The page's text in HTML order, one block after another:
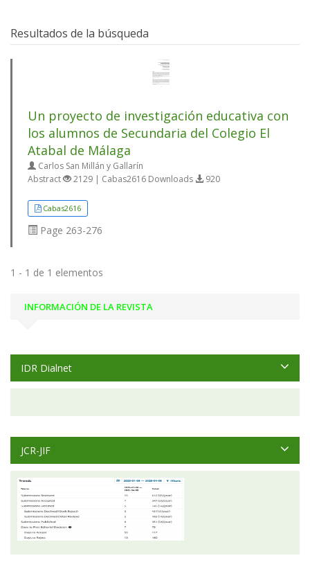
Resultados de la búsqueda
Un proyecto de investigación educativa con
los alumnos de Secundaria del Colegio El
Atabal de Málaga
Carlos San Millán y Gallarín
Abstract
2129 | Cabas2616 Downloads 920
Cabas2616
Page 263-276
1 - 1 de 1 elementos
INFORMACIÓN DE LA REVISTA
IDR Dialnet
JCR-JIF